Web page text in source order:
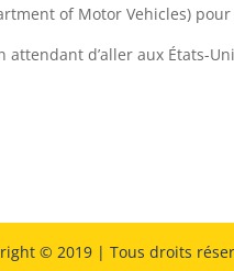
of Motor Vehicles)
attendant d’aller aux États-
© 2019 | Tous droits